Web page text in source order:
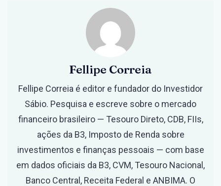
Fellipe Correia
Fellipe Correia é editor e fundador do Investidor
Sábio. Pesquisa e escreve sobre o mercado
financeiro brasileiro — Tesouro Direto, CDB, FIIs,
ações da B3, Imposto de Renda sobre
investimentos e finanças pessoais — com base
em dados oficiais da B3, CVM, Tesouro Nacional,
Banco Central, Receita Federal e ANBIMA. O